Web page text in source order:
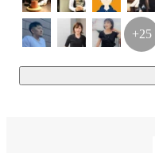
・飲食
など
【主な事業3：シェア型
店舗の運営支援、大型物
+25